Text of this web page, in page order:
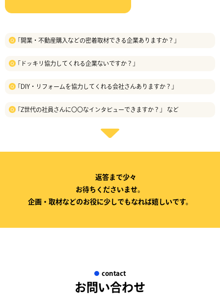
「開業・不動産購入などの密着取材できる企業ありますか？」
「ドッキリ協力してくれる企業ないですか？」
「DIY・リフォームを協力してくれる会社さんありますか？」
「Z世代の社員さんに〇〇なインタビューできますか？」 など
返答まで少々
お待ちくださいませ。
企画・取材などのお役に少しでもなれば嬉しいです。
contact
お問い合わせ